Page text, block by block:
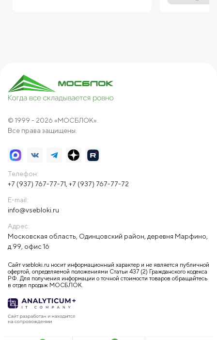
© 1999 - 2026 «МОСБЛОК».
Все права защищены.
Телефон:
+7 (937) 767-77-71 +7 (937) 767-77-72
E-mail:
info@vsebloki.ru
Адрес:
Московская область, Одинцовский район, деревня Марфино,
д.99, офис 16
Сайт vsebloki.ru носит информационный характер и не является публичной
офертой, определяемой положениями Статьи 437 (2) Гражданского кодекса
РФ. Для получения информации о точной стоимости товаров обращайтесь
в отдел продаж МОСБЛОК.